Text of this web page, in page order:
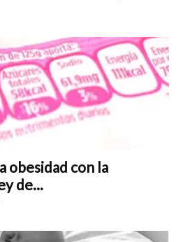
obesidad con la
de...